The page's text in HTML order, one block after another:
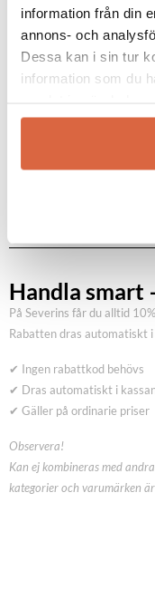
information från din
annons- och
Dessa kan i sin tur
information som du
från Skinnwille
Jönköping och
Handla smart
På Severins får du alltid
Rabatten dras automatiskt
✔ Ingen rabattkod behövs
✔ Dras automatiskt i
✔ Gäller på ordinarie priser
Observera!
Kan ej kombineras med
kategorier och varumärken